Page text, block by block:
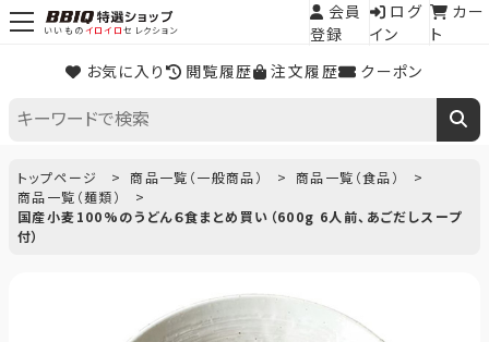
いいものイロイロセレクション
お気に入り 閲覧履歴 注文履歴 クーポン
会員
登録
ログ
イン
カー
ト
トップページ 商品一覧（一般商品）
商品一覧（食品）
商品一覧（麺類）
国産小麦100%のうどん６食まとめ買い（600g 6人前、あごだしスープ
付）